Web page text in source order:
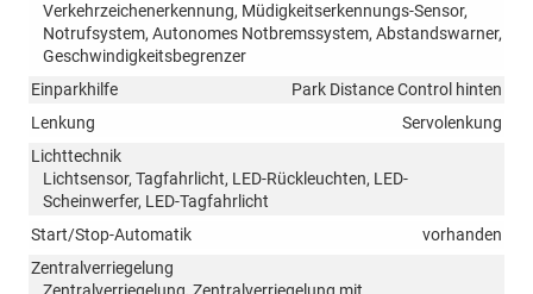
Verkehrzeichenerkennung, Müdigkeitserkennungs-Sensor,
Notrufsystem, Autonomes Notbremssystem, Abstandswarner,
Geschwindigkeitsbegrenzer
Einparkhilfe
Park Distance Control hinten
Lenkung
Servolenkung
Lichttechnik
Lichtsensor, Tagfahrlicht, LED-Rückleuchten, LED-
Scheinwerfer, LED-Tagfahrlicht
Start/Stop-Automatik
vorhanden
Zentralverriegelung